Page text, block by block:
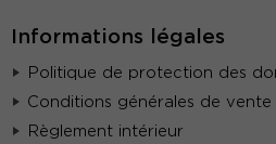
Informations légales
Politique de protection des
Conditions générales de vente
Règlement intérieur